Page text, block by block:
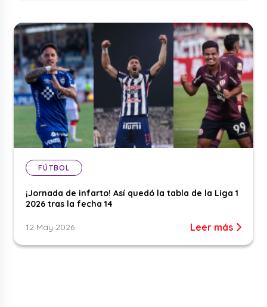
FÚTBOL
¡Jornada de infarto! Así quedó la tabla de la Liga 1
2026 tras la fecha 14
12 May 2026 Leer más